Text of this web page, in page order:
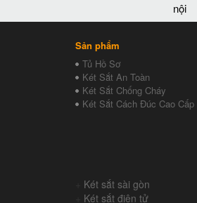
nội
Sản phẩm
Tủ Hồ Sơ
Két Sắt An Toàn
Két Sắt Chống Cháy
Két Sắt Cách Đúc Cao Cấp
Két sắt sài gòn
Két sắt điện tử